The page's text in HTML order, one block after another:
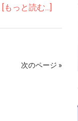
[もっと読む...]
次のページ »